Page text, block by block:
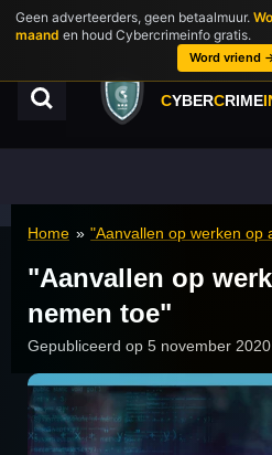
Geen adverteerders, geen betaalmuur.
maand en houd Cybercrimeinfo gratis.
Word vriend
Ga
direct
hoofdinhoud
CYBERCRIME
Home » "Aanvallen op werken op
"Aanvallen op
nemen toe"
Gepubliceerd op 5 november